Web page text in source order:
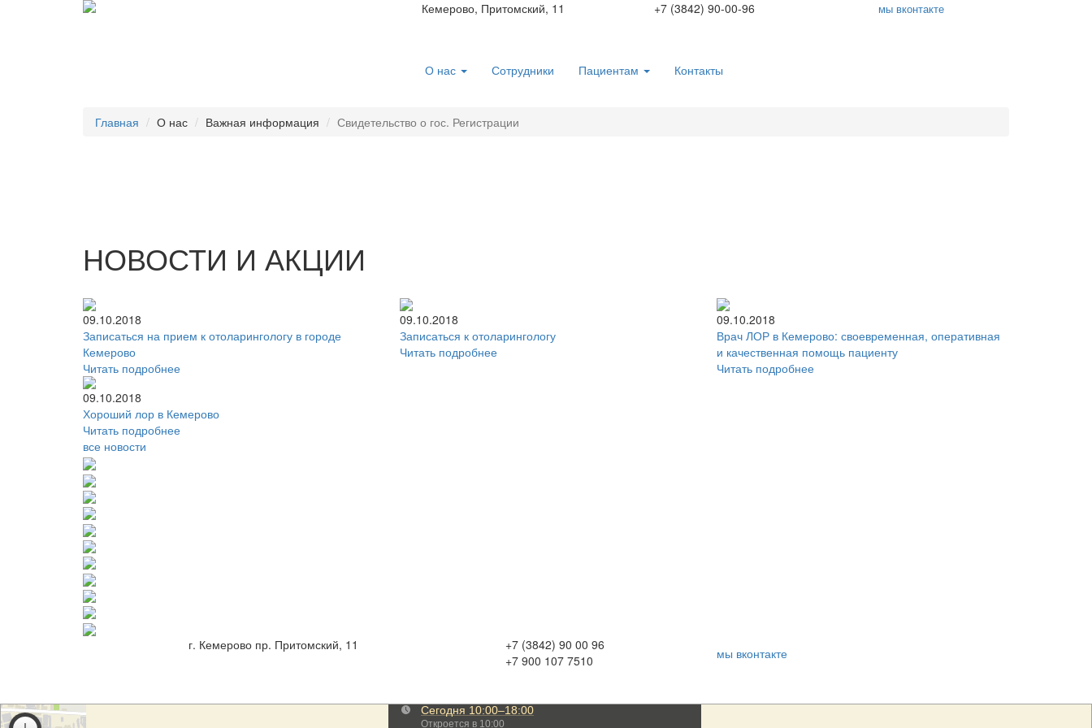
Кемерово, Притомский, 11 +7 (3842) 90-00-96 мы вконтакте
О нас Сотрудники Пациентам Контакты
Главная О нас Важная информация Свидетельство о гос. Регистрации
НОВОСТИ И АКЦИИ
09.10.2018
Записаться на прием к отоларингологу в городе
Кемерово
Читать подробнее
09.10.2018
Записаться к отоларингологу
Читать подробнее
09.10.2018
Врач ЛОР в Кемерово: своевременная, оперативная
и качественная помощь пациенту
Читать подробнее
09.10.2018
Хороший лор в Кемерово
Читать подробнее
все новости
г. Кемерово пр. Притомский, 11
+7 (3842) 90 00 96
+7 900 107 7510
мы вконтакте